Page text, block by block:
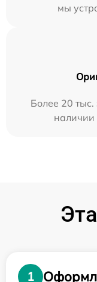
мы
Более 20 тыс.
наличии
1